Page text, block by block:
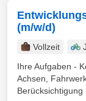
(m/w/d)
Vollzeit
Ihre Aufgaben -
Achsen,
Berücksichtigung